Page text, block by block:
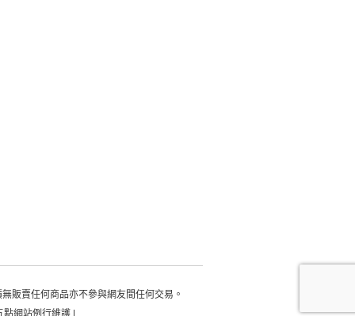
販賣任何商品亦不參與網友間任何交易。
網站例行維護 |